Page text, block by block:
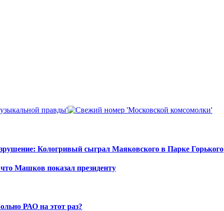
Кологривый сыграл Маяковского в Парке Горького
Машков показал президенту
РАО на этот раз?